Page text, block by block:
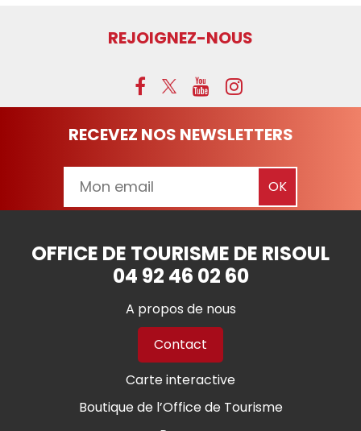
REJOIGNEZ-NOUS
RECEVEZ NOS NEWSLETTERS
OFFICE DE TOURISME DE RISOUL
04 92 46 02 60
A propos de nous
Contact
Carte interactive
Boutique de l’Office de Tourisme